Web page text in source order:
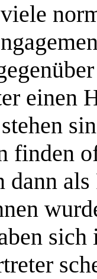
einen
finden
dann